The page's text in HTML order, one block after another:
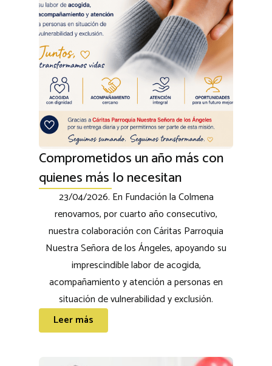
Comprometidos un año más con
quienes más lo necesitan
23/04/2026. En Fundación la Colmena
renovamos, por cuarto año consecutivo,
nuestra colaboración con Cáritas Parroquia
Nuestra Señora de los Ángeles, apoyando su
imprescindible labor de acogida,
acompañamiento y atención a personas en
situación de vulnerabilidad y exclusión.
Leer más